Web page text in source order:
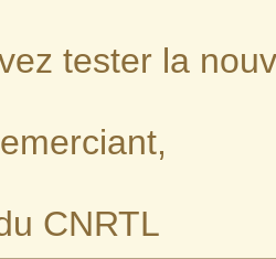
tester la
CNRTL